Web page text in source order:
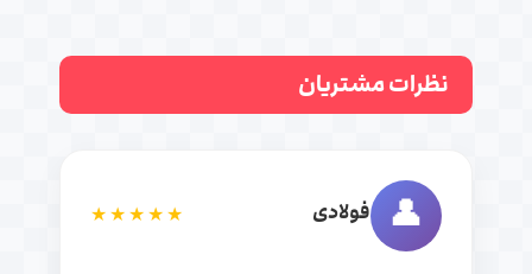
نظرات مشتریان
👤 فولادی ★★★★★